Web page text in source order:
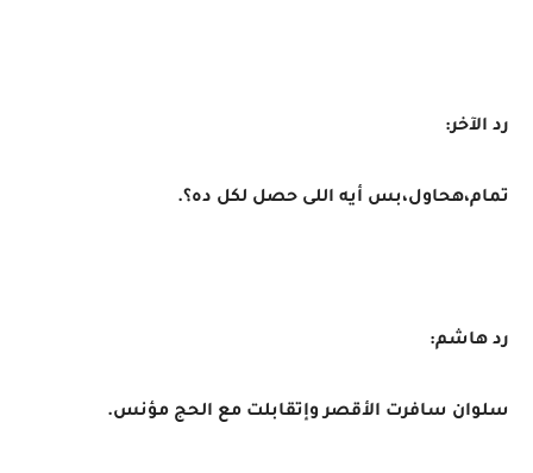
رد الآخر:
تمام،هحاول،بس أيه اللى حصل لكل ده؟.
رد هاشم:
سلوان سافرت الأقصر وإتقابلت مع الحج مؤنس.